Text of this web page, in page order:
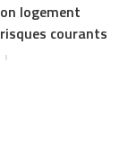
logement
courants